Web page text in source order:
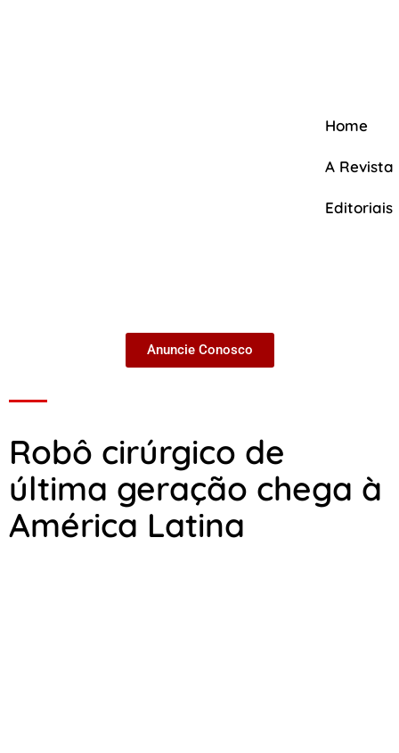
Home
A Revista
Editoriais
Anuncie Conosco
Robô cirúrgico de
última geração chega à
América Latina